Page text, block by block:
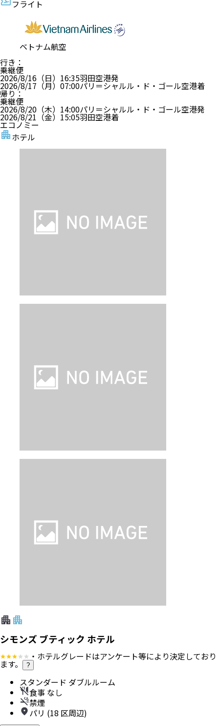
フライト
ベトナム航空
行き ：
乗継便
2026/8/16（日） 16:35羽田空港発
2026/8/17（月） 07:00パリ＝シャルル・ド・ゴール空港着
帰り ：
乗継便
2026/8/20（木） 14:00パリ＝シャルル・ド・ゴール空港発
2026/8/21（金） 15:05羽田空港着
エコノミー
ホテル
シモンズ ブティック ホテル
・ホテルグレードはアンケート等により決定しており
ます。 ?
スタンダード ダブルルーム
食事 なし
禁煙
パリ (18 区周辺)